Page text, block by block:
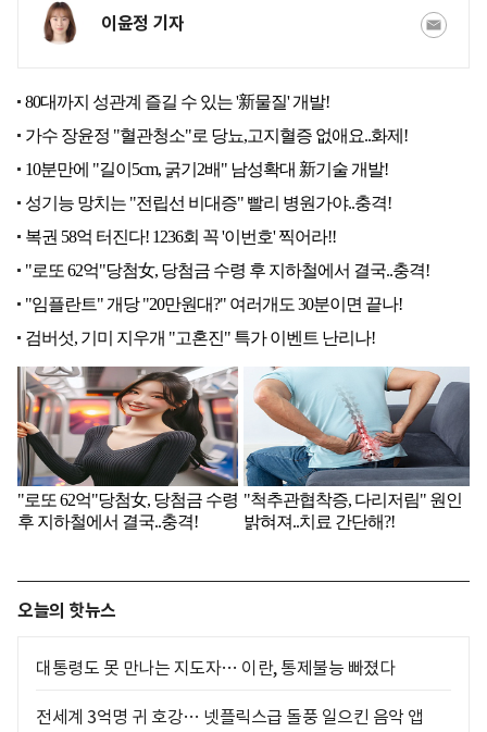
이윤정 기자
오늘의 핫뉴스
대통령도 못 만나는 지도자… 이란, 통제불능 빠졌다
전세계 3억명 귀 호강… 넷플릭스급 돌풍 일으킨 음악 앱